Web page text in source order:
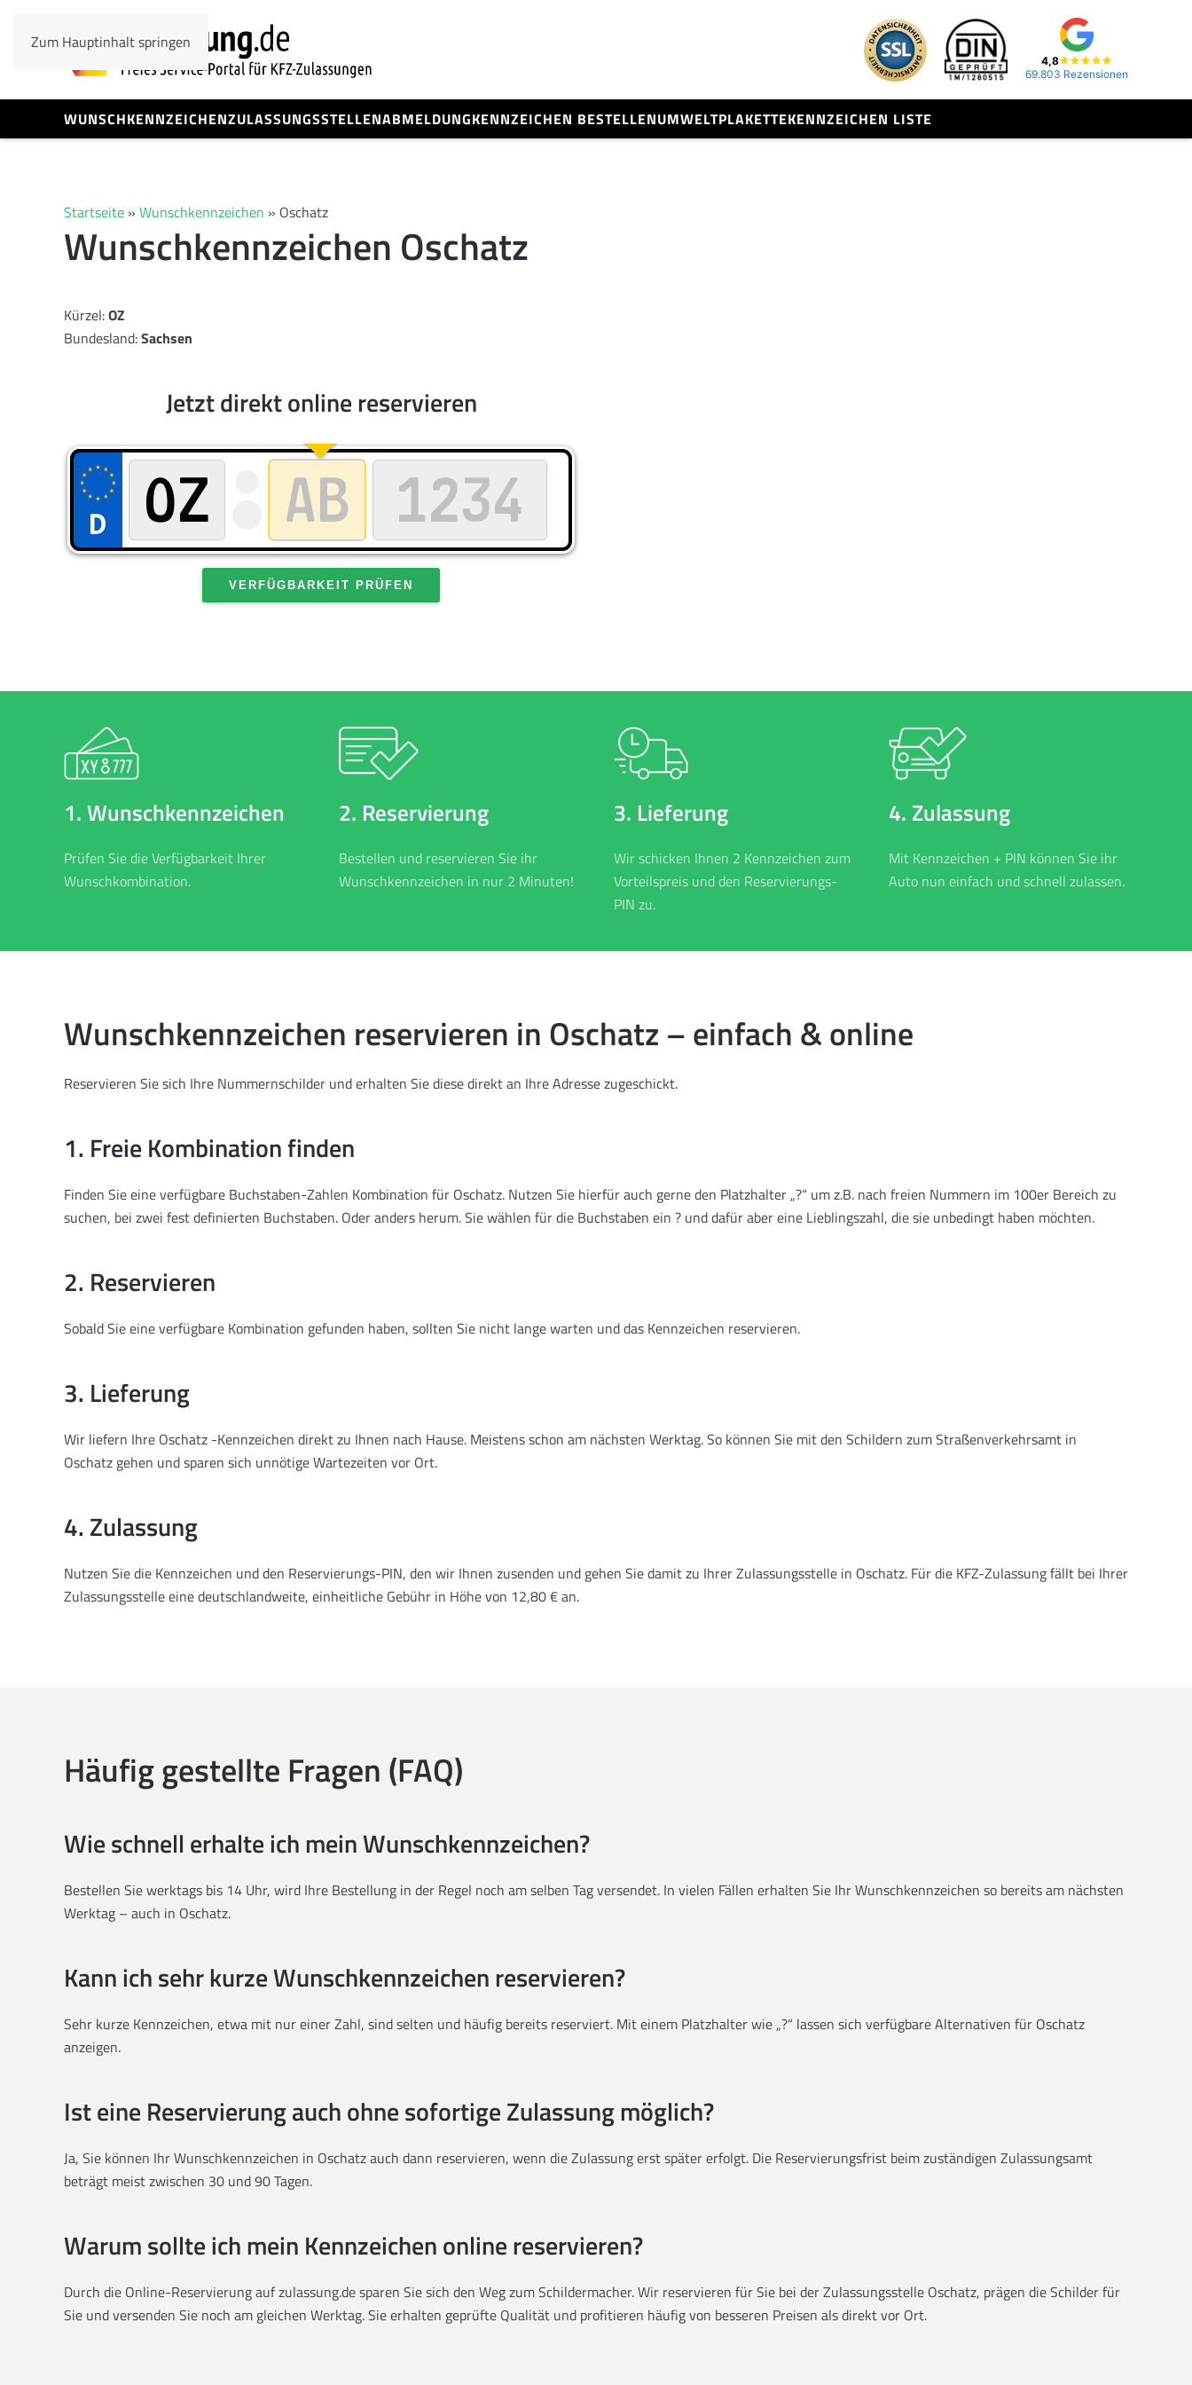
Zum Hauptinhalt springen
4,8
69.803 Rezensionen
WUNSCHKENNZEICHENZULASSUNGSSTELLENABMELDUNGKENNZEICHEN BESTELLENUMWELTPLAKETTEKENNZEICHEN LISTE
Startseite » Wunschkennzeichen » Oschatz
Wunschkennzeichen Oschatz
Kürzel:OZ
Bundesland:Sachsen
Jetzt direkt online reservieren
VERFÜGBARKEIT PRÜFEN
1. Wunschkennzeichen
Prüfen Sie die Verfügbarkeit Ihrer
Wunschkombination.
2. Reservierung
Bestellen und reservieren Sie ihr
Wunschkennzeichen in nur 2 Minuten!
3. Lieferung
Wir schicken Ihnen 2 Kennzeichen zum
Vorteilspreis und den Reservierungs-
PIN zu.
4. Zulassung
Mit Kennzeichen + PIN können Sie ihr
Auto nun einfach und schnell zulassen.
Wunschkennzeichen reservieren in Oschatz – einfach & online
Reservieren Sie sich Ihre Nummernschilder und erhalten Sie diese direkt an Ihre Adresse zugeschickt.
1. Freie Kombination finden
Finden Sie eine verfügbare Buchstaben-Zahlen Kombination für Oschatz. Nutzen Sie hierfür auch gerne den Platzhalter „?“ um z.B. nach freien Nummern im 100er Bereich zu
suchen, bei zwei fest definierten Buchstaben. Oder anders herum. Sie wählen für die Buchstaben ein ? und dafür aber eine Lieblingszahl, die sie unbedingt haben möchten.
2. Reservieren
Sobald Sie eine verfügbare Kombination gefunden haben, sollten Sie nicht lange warten und das Kennzeichen reservieren.
3. Lieferung
Wir liefern Ihre Oschatz -Kennzeichen direkt zu Ihnen nach Hause. Meistens schon am nächsten Werktag. So können Sie mit den Schildern zum Straßenverkehrsamt in
Oschatz gehen und sparen sich unnötige Wartezeiten vor Ort.
4. Zulassung
Nutzen Sie die Kennzeichen und den Reservierungs-PIN, den wir Ihnen zusenden und gehen Sie damit zu Ihrer Zulassungsstelle in Oschatz. Für die KFZ-Zulassung fällt bei Ihrer
Zulassungsstelle eine deutschlandweite, einheitliche Gebühr in Höhe von 12,80 € an.
Häufig gestellte Fragen (FAQ)
Wie schnell erhalte ich mein Wunschkennzeichen?
Bestellen Sie werktags bis 14 Uhr, wird Ihre Bestellung in der Regel noch am selben Tag versendet. In vielen Fällen erhalten Sie Ihr Wunschkennzeichen so bereits am nächsten
Werktag – auch in Oschatz.
Kann ich sehr kurze Wunschkennzeichen reservieren?
Sehr kurze Kennzeichen, etwa mit nur einer Zahl, sind selten und häufig bereits reserviert. Mit einem Platzhalter wie „?“ lassen sich verfügbare Alternativen für Oschatz
anzeigen.
Ist eine Reservierung auch ohne sofortige Zulassung möglich?
Ja, Sie können Ihr Wunschkennzeichen in Oschatz auch dann reservieren, wenn die Zulassung erst später erfolgt. Die Reservierungsfrist beim zuständigen Zulassungsamt
beträgt meist zwischen 30 und 90 Tagen.
Warum sollte ich mein Kennzeichen online reservieren?
Durch die Online-Reservierung auf zulassung.de sparen Sie sich den Weg zum Schildermacher. Wir reservieren für Sie bei der Zulassungsstelle Oschatz, prägen die Schilder für
Sie und versenden Sie noch am gleichen Werktag. Sie erhalten geprüfte Qualität und profitieren häufig von besseren Preisen als direkt vor Ort.